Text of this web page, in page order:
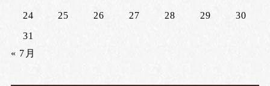
24
25 26 27 28 29
30
31
« 7月